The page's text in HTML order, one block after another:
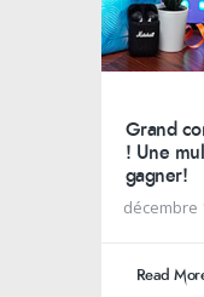
Grand
! Une
gagner!
décembre
Read